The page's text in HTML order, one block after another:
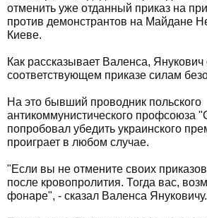
отменить уже отданный приказ на
против демонстрантов на Майдане
Киеве.
Как рассказывает Валенса,
соответствующем приказе силам
На это бывший проводник польского
антикоммунистического профсоюза
попробовал убедить украинского
проиграет в любом случае.
"Если вы не отмените своих
после кровопролития. Тогда вас,
фонаре", - сказал Валенса Януковичу.